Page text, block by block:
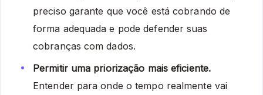
preciso garante que você está cobrando de
forma adequada e pode defender suas
cobranças com dados.
Permitir uma priorização mais eficiente.
Entender para onde o tempo realmente vai